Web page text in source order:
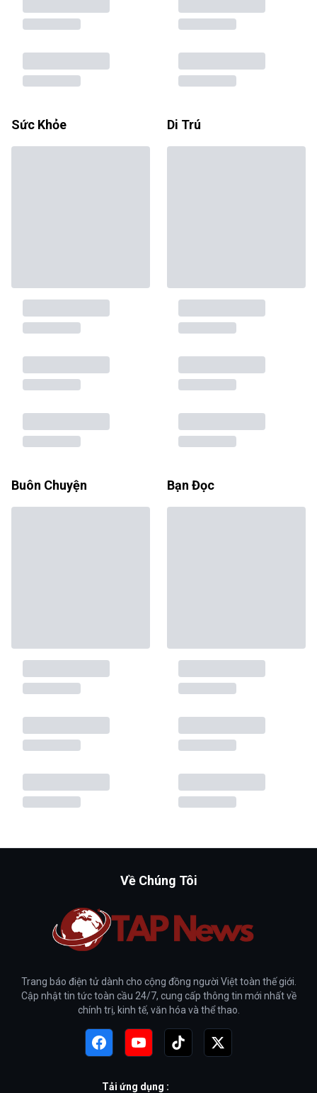
Sức Khỏe Di Trú
Buôn Chuyện Bạn Đọc
Về Chúng Tôi
Trang báo điện tử dành cho cộng đồng người Việt toàn thế giới.
Cập nhật tin tức toàn cầu 24/7, cung cấp thông tin mới nhất về
chính trị, kinh tế, văn hóa và thể thao.
Tải ứng dụng :